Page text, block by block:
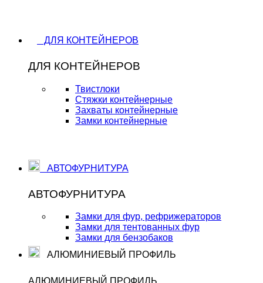
ДЛЯ КОНТЕЙНЕРОВ
ДЛЯ КОНТЕЙНЕРОВ
Твистлоки
Стяжки контейнерные
Захваты контейнерные
Замки контейнерные
АВТОФУРНИТУРА
АВТОФУРНИТУРА
Замки для фур, рефрижераторов
Замки для тентованных фур
Замки для бензобаков
АЛЮМИНИЕВЫЙ ПРОФИЛЬ
АЛЮМИНИЕВЫЙ ПРОФИЛЬ